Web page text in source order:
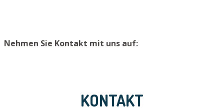
Nehmen Sie Kontakt mit uns auf:
KONTAKT